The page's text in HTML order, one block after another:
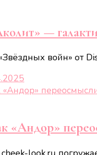
—
войн» от
«Андор»